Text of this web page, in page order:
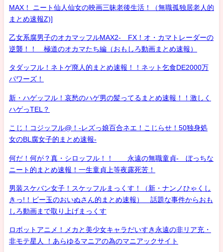
MAX！ ニート仙人仙女の映画三昧老後生活！（無職孤独居老人的
まとめ速報Z)]
乙女系腐男子のオカマッフルMAX2- FX！オ・カマトレーダーの
逆襲！！ 極道のオカマたち編（おもしろ動画まとめ速報）
タダッフル！ネトゲ廃人的まとめ速報！！ネット乞食DE2000万
パワーズ！
新・ハゲッフル！哀愁のハゲ男の髪ってるまとめ速報！！激しく
ハゲっTEL？
こじ！コジッフル@！-レズっ娘百合ネエ！こじらせ！50独身処
女のBL腐女子的まとめ速報-
何だ！何が？真・シロッフル！！ 永遠の無職童貞- ぼっちな
ニート的まとめ速報！一生童貞上等夜露死苦！
男装スケバン女子！スケッフルまっくす！（新・ナンノひゃくし
きっ!！ビー玉のおいぬさん的まとめ速報） 話題な事件からおも
しろ動画まで取り上げまっくす
ロボットアニメ！メカと美少女キャラだいすき永遠の非リア充・
非モテ星人 ！あらゆるマニアの為のマニアックサイト